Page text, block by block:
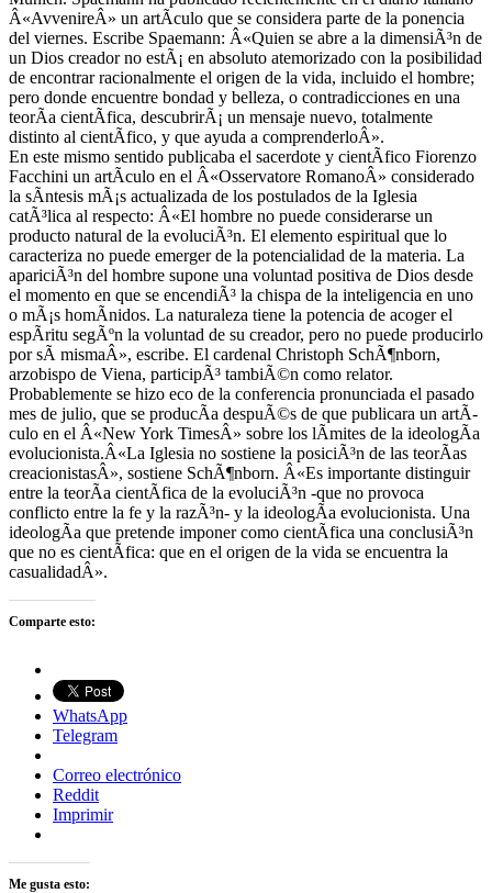
Â«AvvenireÂ» un artÃ­culo que se considera parte de la ponencia
del viernes. Escribe Spaemann: Â«Quien se abre a la dimensiÃ³n de
un Dios creador no estÃ¡ en absoluto atemorizado con la posibilidad
de encontrar racionalmente el origen de la vida, incluido el hombre;
pero donde encuentre bondad y belleza, o contradicciones en una
teorÃ­a cientÃ­fica, descubrirÃ¡ un mensaje nuevo, totalmente
distinto al cientÃ­fico, y que ayuda a comprenderloÂ».
En este mismo sentido publicaba el sacerdote y cientÃ­fico Fiorenzo
Facchini un artÃ­culo en el Â«Osservatore RomanoÂ» considerado
la sÃ­ntesis mÃ¡s actualizada de los postulados de la Iglesia
catÃ³lica al respecto: Â«El hombre no puede considerarse un
producto natural de la evoluciÃ³n. El elemento espiritual que lo
caracteriza no puede emerger de la potencialidad de la materia. La
apariciÃ³n del hombre supone una voluntad positiva de Dios desde
el momento en que se encendiÃ³ la chispa de la inteligencia en uno
o mÃ¡s homÃ­nidos. La naturaleza tiene la potencia de acoger el
espÃ­ritu segÃºn la voluntad de su creador, pero no puede producirlo
por sÃ­ mismaÂ», escribe. El cardenal Christoph SchÃ¶nborn,
arzobispo de Viena, participÃ³ tambiÃ©n como relator.
Probablemente se hizo eco de la conferencia pronunciada el pasado
mes de julio, que se producÃ­a despuÃ©s de que publicara un artÃ­
culo en el Â«New York TimesÂ» sobre los lÃ­mites de la ideologÃ­a
evolucionista.Â«La Iglesia no sostiene la posiciÃ³n de las teorÃ­as
creacionistasÂ», sostiene SchÃ¶nborn. Â«Es importante distinguir
entre la teorÃ­a cientÃ­fica de la evoluciÃ³n -que no provoca
conflicto entre la fe y la razÃ³n- y la ideologÃ­a evolucionista. Una
ideologÃ­a que pretende imponer como cientÃ­fica una conclusiÃ³n
que no es cientÃ­fica: que en el origen de la vida se encuentra la
casualidadÂ».
Comparte esto:
WhatsApp
Telegram
Correo electrónico
Reddit
Imprimir
Me gusta esto: